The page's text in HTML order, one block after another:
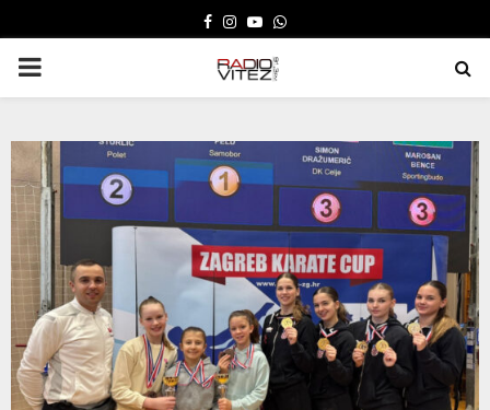
FACEBOOK
INSTAGRAM
YOUTUBE
WHATSAPP
PRIMARY